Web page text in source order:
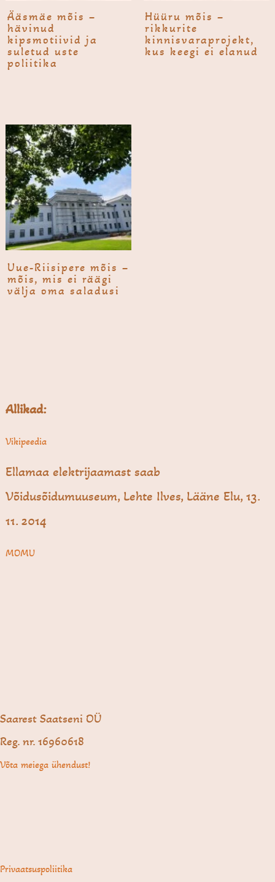
Ääsmäe mõis –
hävinud
kipsmotiivid ja
suletud uste
poliitika
Hüüru mõis –
rikkurite
kinnisvaraprojekt,
kus keegi ei elanud
Uue-Riisipere mõis –
mõis, mis ei räägi
välja oma saladusi
Allikad:
Vikipeedia
Ellamaa elektrijaamast saab
Võidusõidumuuseum, Lehte Ilves, Lääne Elu, 13.
11. 2014
MOMU
Saarest Saatseni OÜ
Reg. nr. 16960618
Võta meiega ühendust!
Privaatsuspoliitika